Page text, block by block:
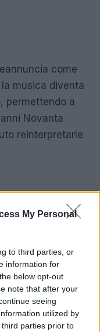
My Personal
to third parties, or
information for
below opt-out
note that after your
seeing
utilized by
parties prior to
come
musica diventa
permettendo a
Novanta
reinterpretarle